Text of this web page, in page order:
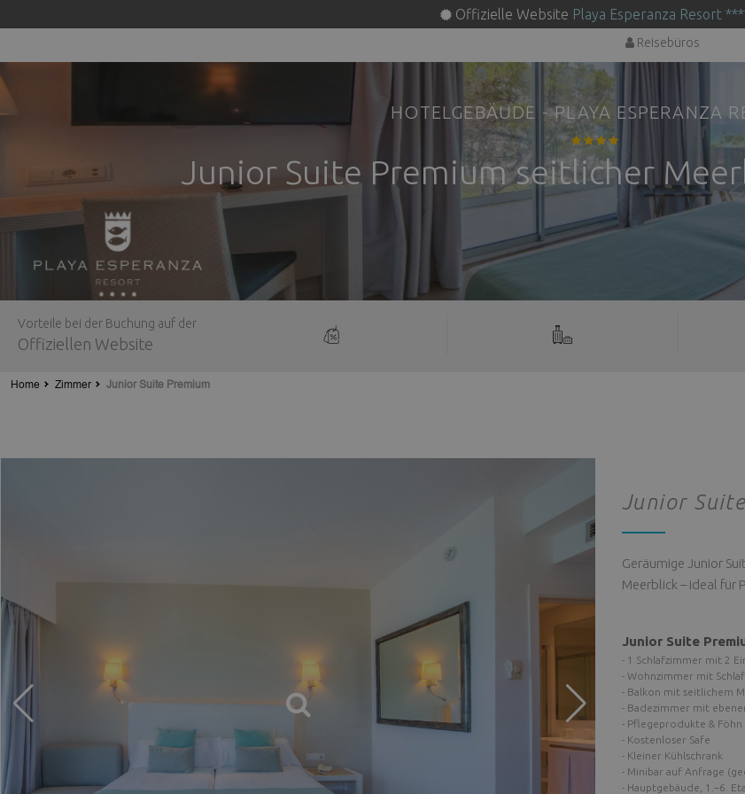
Offizielle Website Playa Esperanza Resort
Reisebüros
HOTELGEBÄUDE - PLAYA ESPERANZA
Junior Suite Premium seitlicher
Vorteile bei der Buchung auf der
Offiziellen Website
Home Zimmer Junior Suite Premium
Junior
Geräumige Junior
Meerblick – ideal für
Junior Suite
- 1 Schlafzimmer mit 2
- Wohnzimmer mit
- Balkon mit seitlichem
- Badezimmer mit
- Pflegeprodukte & Föhn
- Kostenloser Safe
- Kleiner Kühlschrank
- Minibar auf Anfrage
- Hauptgebäude, 1.–6.